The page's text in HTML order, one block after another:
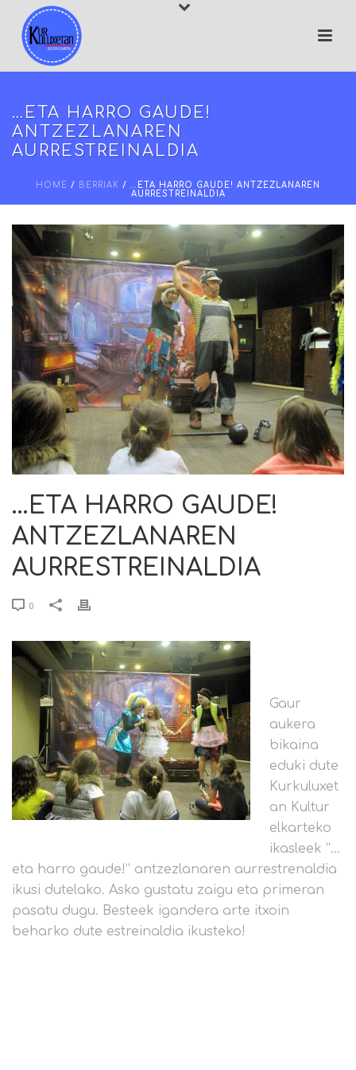
…ETA HARRO GAUDE!
ANTZEZLANAREN
AURRESTREINALDIA
HOME / BERRIAK / …ETA HARRO GAUDE! ANTZEZLANAREN
AURRESTREINALDIA
…ETA HARRO GAUDE!
ANTZEZLANAREN
AURRESTREINALDIA
0
Gaur
aukera
bikaina
eduki dute
Kurkuluxet
an Kultur
elkarteko
ikasleek “…
eta harro gaude!” antzezlanaren aurrestrenaldia
ikusi dutelako. Asko gustatu zaigu eta primeran
pasatu dugu. Besteek igandera arte itxoin
beharko dute estreinaldia ikusteko!